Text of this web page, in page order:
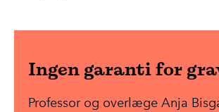
Ingen garanti for
Professor og overlæge Anja